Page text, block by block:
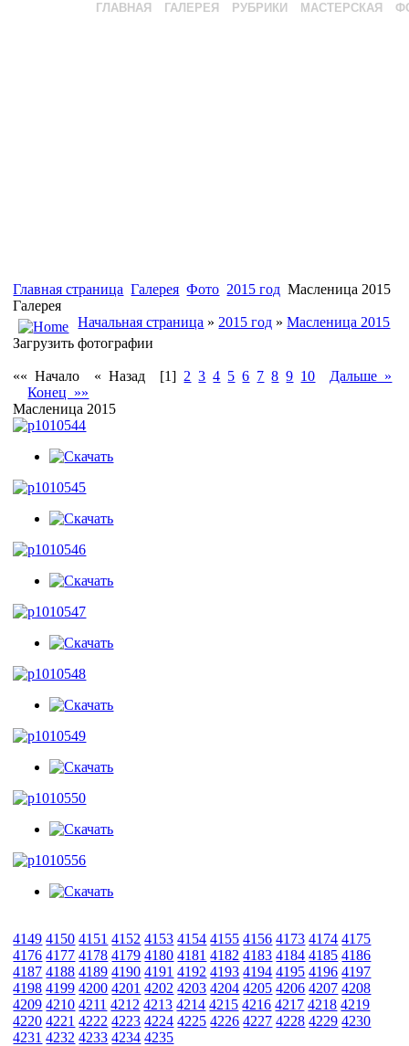
ГЛАВНАЯ ГАЛЕРЕЯ РУБРИКИ МАСТЕРСКАЯ
Главная страница Галерея Фото 2015 год Масленица 2015
Галерея
Начальная страница » 2015 год »Масленица 2015
Загрузить фотографии
«« Начало « Назад [1] 2 3 4 5 6 7 8 9 10
Дальше »
Конец »»
Масленица 2015
4149 4150 4151 4152 4153 4154 4155 4156 4173 4174 4175
4176 4177 4178 4179 4180 4181 4182 4183 4184 4185 4186
4187 4188 4189 4190 4191 4192 4193 4194 4195 4196 4197
4198 4199 4200 4201 4202 4203 4204 4205 4206 4207 4208
4209 4210 4211 4212 4213 4214 4215 4216 4217 4218 4219
4220 4221 4222 4223 4224 4225 4226 4227 4228 4229 4230
4231 4232 4233 4234 4235